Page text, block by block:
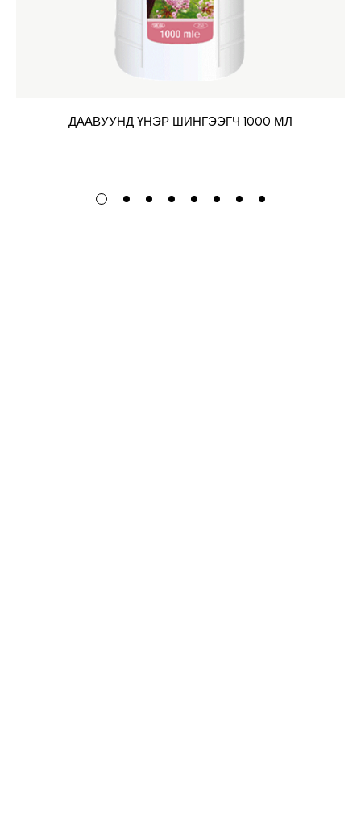
ДААВУУНД ҮНЭР ШИНГЭЭГЧ 1000 МЛ